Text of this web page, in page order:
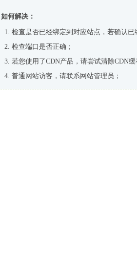
如何解决：
检查是否已经绑定到对应站点，若确认已
检查端口是否正确；
若您使用了CDN产品，请尝试清除CDN缓
普通网站访客，请联系网站管理员；